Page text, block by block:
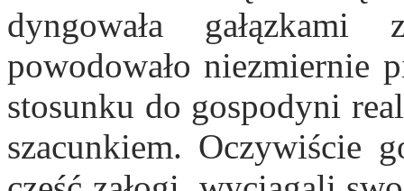
dyngowała
powodowało
stosunku do gospodyni
szacunkiem. Oczywiście